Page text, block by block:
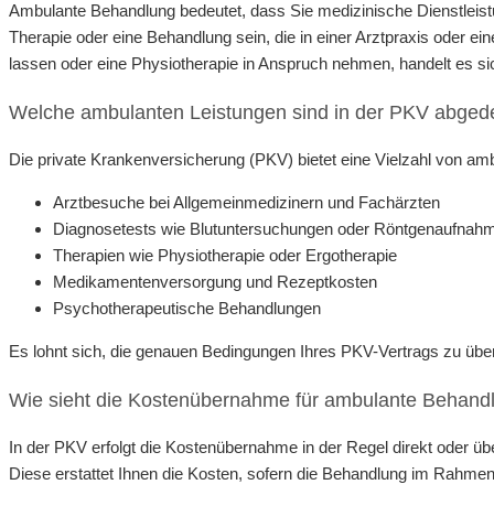
Ambulante Behandlung bedeutet, dass Sie medizinische
Therapie oder eine Behandlung sein, die in einer Arztpraxis oder
lassen oder eine Physiotherapie in Anspruch nehmen, handelt es
Welche ambulanten Leistungen sind in der PKV
Die private Krankenversicherung (PKV) bietet eine Vielzahl von
Arztbesuche bei Allgemeinmedizinern und Fachärzten
Diagnosetests wie Blutuntersuchungen oder
Therapien wie Physiotherapie oder Ergotherapie
Medikamentenversorgung und Rezeptkosten
Psychotherapeutische Behandlungen
Es lohnt sich, die genauen Bedingungen Ihres PKV-Vertrags zu
Wie sieht die Kostenübernahme für ambulante
In der PKV erfolgt die Kostenübernahme in der Regel direkt oder
Diese erstattet Ihnen die Kosten, sofern die Behandlung im